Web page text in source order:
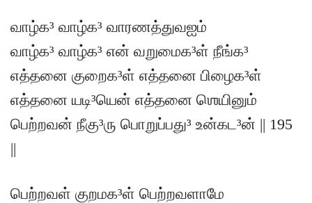
வாழ்க³ வாழ்க³ வாரணத்துவஐம்
வாழ்க³ வாழ்க³ என் வறுமைக³ள் நீங்க³
எத்தனை குறைக³ள் எத்தனை பிழைக³ள்
எத்தனை யடி³யென் எத்தனை ஶெயினும்
பெற்றவன் நீகு³ரு பொறுப்பது³ உன்கட³ன் || 195
||
பெற்றவள் குறமக³ள் பெற்றவளாமே